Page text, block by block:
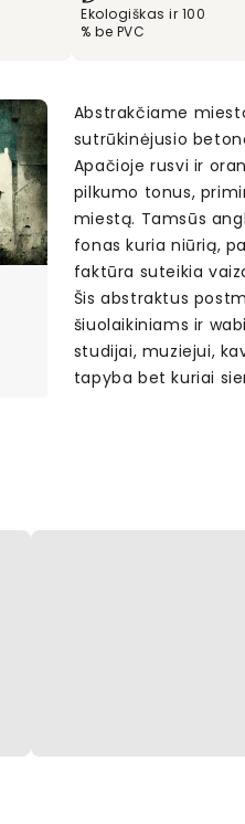
Ekologiškas ir 100
% be PVC
Abstrakčiame
sutrūkinėjusio
Apačioje rusvi ir
pilkumo tonus,
miestą. Tamsūs
fonas kuria niūrią,
faktūra suteikia
Šis abstraktus
šiuolaikiniams ir
studijai, muziejui,
tapyba bet kuriai